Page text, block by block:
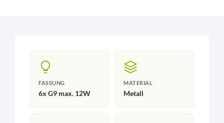
FASSUNG
6x G9 max. 12W
MATERIAL
Metall